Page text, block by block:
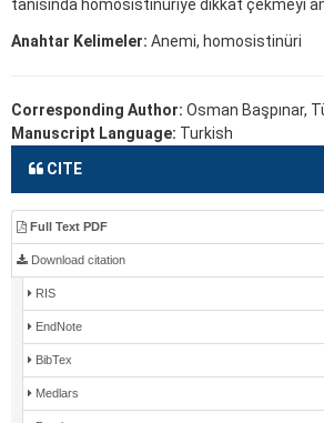
tanısında homosistinüriye dikkat çekmeyi
Anahtar Kelimeler: Anemi, homosistinüri
Corresponding Author: Osman Başpınar,
Manuscript Language: Turkish
CITE
Full Text PDF
Download citation
RIS
EndNote
BibTex
Medlars